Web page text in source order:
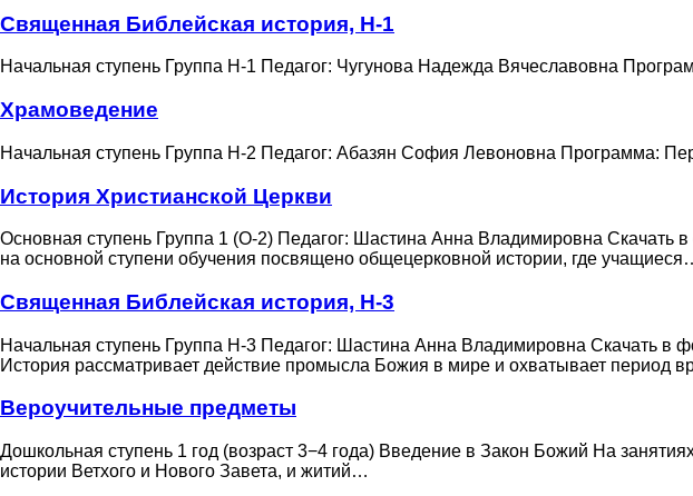
Священная Библейская история, Н-1
Начальная ступень Группа Н-1 Педагог: Чугунова Надежда Вячеславовна
Храмоведение
Начальная ступень Группа Н-2 Педагог: Абазян София Левоновна Программа:
История Христианской Церкви
Основная ступень Группа 1 (О-2) Педагог: Шастина Анна Владимировна
на основной ступени обучения посвящено общецерковной истории, где
Священная Библейская история, Н-3
Начальная ступень Группа Н-3 Педагог: Шастина Анна Владимировна Скачать
История рассматривает действие промысла Божия в мире и охватывает период
Вероучительные предметы
Дошкольная ступень 1 год (возраст 3−4 года) Введение в Закон Божий На
истории Ветхого и Нового Завета, и житий…